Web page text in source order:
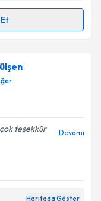
takvimi talebi
almanız için bir
bilgilendireceğiz.
belirtilen
teşekkür
Devamı
Haritada Göster